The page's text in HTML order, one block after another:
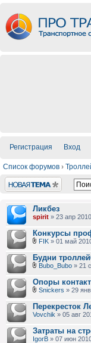
Регистрация Вход
Список форумов ›
Новая тема
Ликбез
spirit » 23 апр
Конкурсы
FIK » 01 май
Будни
Bubo_Bubo » 21
Опоры
Snickers » 29
Перекресток
Vovchik » 05 авг
Затраты на
IgorB » 07 июн